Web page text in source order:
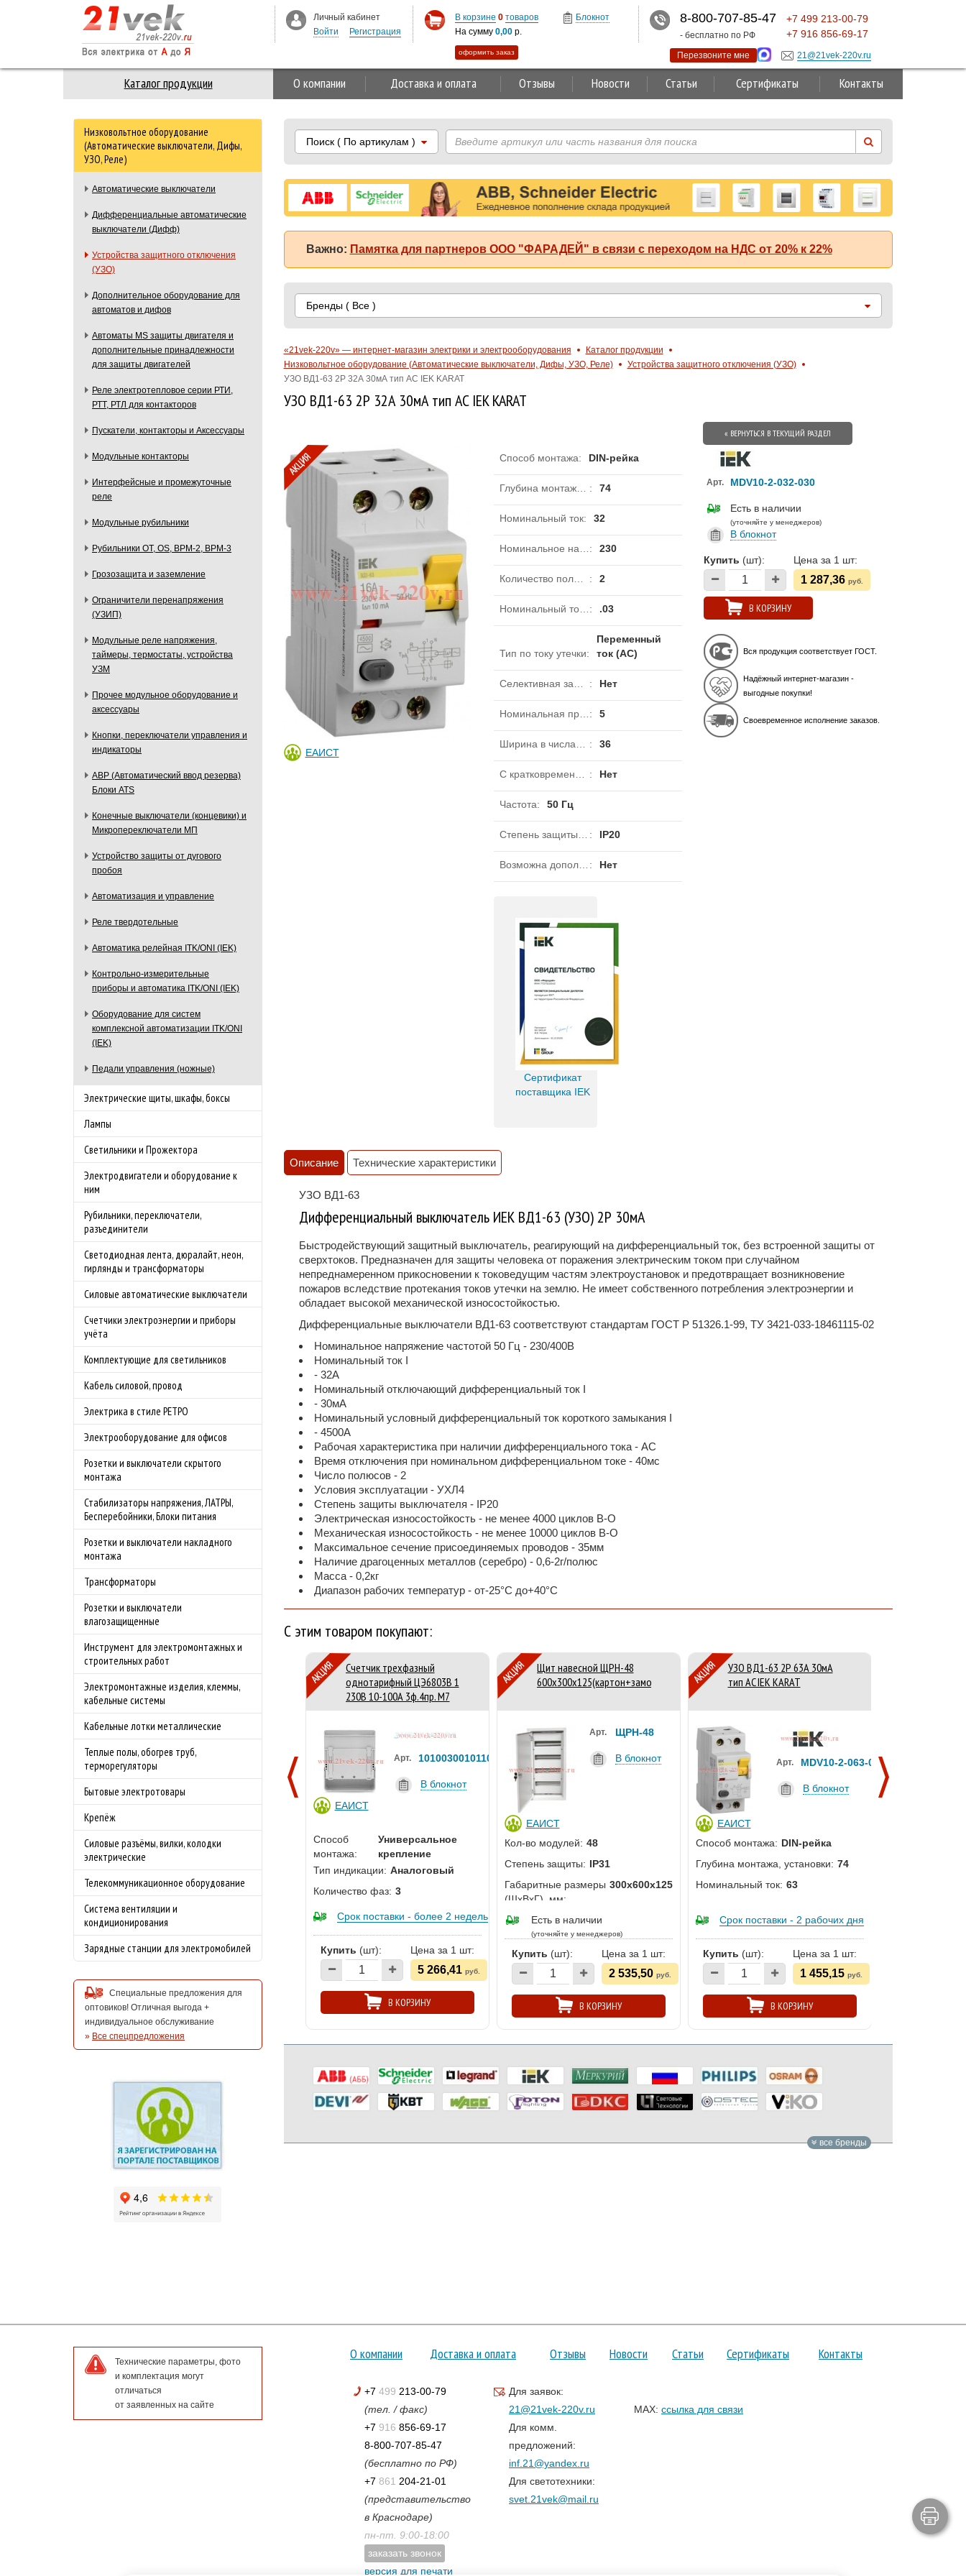
Каталог продукции О компании Доставка и оплата Отзывы Новости Статьи Сертификаты Контакты
Низковольтное оборудование
(Автоматические выключатели, Дифы,
УЗО, Реле)
Автоматические выключатели
Дифференциальные автоматические
выключатели (Дифф)
Устройства защитного отключения
(УЗО)
Дополнительное оборудование для
автоматов и дифов
Автоматы MS защиты двигателя и
дополнительные принадлежности
для защиты двигателей
Реле электротепловое серии РТИ,
РТТ, РТЛ для контакторов
Пускатели, контакторы и Аксессуары
Модульные контакторы
Интерфейсные и промежуточные
реле
Модульные рубильники
Рубильники OT, OS, ВРМ-2, ВРМ-3
Грозозащита и заземление
Ограничители перенапряжения
(УЗИП)
Модульные реле напряжения,
таймеры, термостаты, устройства
УЗМ
Прочее модульное оборудование и
аксессуары
Кнопки, переключатели управления и
индикаторы
АВР (Автоматический ввод резерва)
Блоки ATS
Конечные выключатели (концевики) и
Микропереключатели МП
Устройство защиты от дугового
пробоя
Автоматизация и управление
Реле твердотельные
Автоматика релейная ITK/ONI (IEK)
Контрольно-измерительные
приборы и автоматика ITK/ONI (IEK)
Оборудование для систем
комплексной автоматизации ITK/ONI
(IEK)
Педали управления (ножные)
Электрические щиты, шкафы, боксы
Лампы
Светильники и Прожектора
Электродвигатели и оборудование к
ним
Рубильники, переключатели,
разъединители
Светодиодная лента, дюралайт, неон,
гирлянды и трансформаторы
Силовые автоматические выключатели
Счетчики электроэнергии и приборы
учёта
Комплектующие для светильников
Кабель силовой, провод
Электрика в стиле РЕТРО
Электрооборудование для офисов
Розетки и выключатели скрытого
монтажа
Стабилизаторы напряжения, ЛАТРЫ,
Бесперебойники, Блоки питания
Розетки и выключатели накладного
монтажа
Трансформаторы
Розетки и выключатели
влагозащищенные
Инструмент для электромонтажных и
строительных работ
Электромонтажные изделия, клеммы,
кабельные системы
Кабельные лотки металлические
Теплые полы, обогрев труб,
терморегуляторы
Бытовые электротовары
Крепёж
Силовые разъёмы, вилки, колодки
электрические
Телекоммуникационное оборудование
Система вентиляции и
кондиционирования
Зарядные станции для электромобилей
Специальные предложения для
оптовиков! Отличная выгода +
индивидуальное обслуживание
» Все спецпредложения
Поиск( По артикулам )
Важно: Памятка для партнеров ООО "ФАРАДЕЙ" в связи с переходом на НДС от 20% к 22%
Бренды( Все )
«21vek-220v» — интернет-магазин электрики и электрооборудования
Каталог продукции
Низковольтное оборудование (Автоматические выключатели, Дифы, УЗО, Реле)
Устройства защитного отключения (УЗО)
УЗО ВД1-63 2Р 32А 30мА тип AC IEK KARAT
УЗО ВД1-63 2Р 32А 30мА тип AC IEK KARAT
« ВЕРНУТЬСЯ В ТЕКУЩИЙ РАЗДЕЛ
ЕАИСТ
Способ монтажа: DIN-рейка
Глубина монтажа, установки : 74
Номинальный ток: 32
: 230
Количество полюсов : 2
Номинальный ток утечки : .03
Тип по току утечки:
Переменный
ток (AC)
: Нет
Номинальная предельная наибольшая отключающая способность (Icw) : 5
: 36
: Нет
Частота: 50 Гц
: IP20
Возможна дополнительная комплектация : Нет
Сертификат
поставщика IEK
Арт. MDV10-2-032-030
Есть в наличии
(уточняйте у менеджеров)
В блокнот
Купить (шт): Цена за 1 шт:
1 287,36 руб.
В КОРЗИНУ
Вся продукция соответствует ГОСТ.
Надёжный интернет-магазин -
выгодные покупки!
Своевременное исполнение заказов.
Описание Технические характеристики
УЗО ВД1-63
Дифференциальный выключатель ИЕК ВД1-63 (УЗО) 2Р 30мА
Быстродействующий защитный выключатель, реагирующий на дифференциальный ток, без встроенной защиты от
сверхтоков. Предназначен для защиты человека от поражения электрическим током при случайном
непреднамеренном прикосновении к токоведущим частям электроустановок и предотвращает возникновение
пожаров вследствие протекания токов утечки на землю. Не имеет собственного потребления электроэнергии и
обладает высокой механической износостойкостью.
Дифференциальные выключатели ВД1-63 соответствуют стандартам ГОСТ Р 51326.1-99, ТУ 3421-033-18461115-02
Номинальное напряжение частотой 50 Гц - 230/400В
Номинальный ток I
- 32А
Номинальный отключающий дифференциальный ток I
- 30мА
Номинальный условный дифференциальный ток короткого замыкания I
- 4500А
Рабочая характеристика при наличии дифференциального тока - АС
Время отключения при номинальном дифференциальном токе - 40мс
Число полюсов - 2
Условия эксплуатации - УХЛ4
Степень защиты выключателя - IP20
Электрическая износостойкость - не менее 4000 циклов В-О
Механическая износостойкость - не менее 10000 циклов В-О
Максимальное сечение присоединяемых проводов - 35мм
Наличие драгоценных металлов (серебро) - 0,6-2г/полюс
Масса - 0,2кг
Диапазон рабочих температур - от-25°С до+40°С
С этим товаром покупают:
Счетчик трехфазный
однотарифный ЦЭ6803В 1
230В 10-100А 3ф.4пр. М7
Р32
ЕАИСТ
Арт. 101003001011076
В блокнот
Способ
монтажа:
Универсальное
крепление
Тип индикации: Аналоговый
Количество фаз: 3
Срок поставки - более 2 недель
Купить (шт): Цена за 1 шт:
5 266,41 руб.
В КОРЗИНУ
Щит навесной ЩРН-48
600х300х125(картон+замок)
ЕАИСТ
Арт. ЩРН-48
В блокнот
Кол-во модулей: 48
Степень защиты: IP31
Габаритные размеры
(ШхВхГ), мм:
300х600х125
Есть в наличии
(уточняйте у менеджеров)
Купить (шт): Цена за 1 шт:
2 535,50 руб.
В КОРЗИНУ
УЗО ВД1-63 2Р 63А 30мА
тип AC IEK KARAT
ЕАИСТ
Арт. MDV10-2-063-030
В блокнот
Способ монтажа: DIN-рейка
Глубина монтажа, установки: 74
Номинальный ток: 63
Срок поставки - 2 рабочих дня
Купить (шт): Цена за 1 шт:
1 455,15 руб.
В КОРЗИНУ
все бренды
Технические параметры, фото
и комплектация могут
отличаться
от заявленных на сайте
О компании Доставка и оплата Отзывы Новости Статьи Сертификаты Контакты
+7 499 213-00-79
(тел. / факс)
+7 916 856-69-17
8-800-707-85-47
(бесплатно по РФ)
+7 861 204-21-01
(представительство
в Краснодаре)
пн-пт. 9:00-18:00
заказать звонок
версия для печати
Для заявок:
21@21vek-220v.ru
Для комм.
предложений:
inf.21@yandex.ru
Для светотехники:
svet.21vek@mail.ru
MAX: ссылка для связи
Личный кабинет
Войти
Регистрация
В корзине 0 товаров
На сумму 0,00 р.
оформить заказ
Блокнот 8-800-707-85-47
- бесплатно по РФ
+7 499 213-00-79
+7 916 856-69-17
Перезвоните мне 21@21vek-220v.ru